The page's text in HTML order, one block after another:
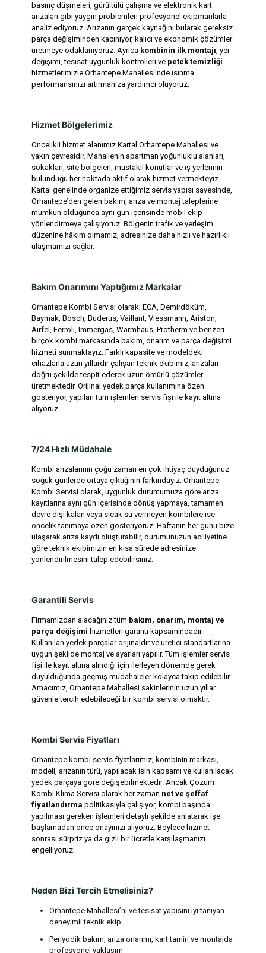
basınç düşmeleri, gürültülü çalışma ve elektronik kart
arızaları gibi yaygın problemleri profesyonel ekipmanlarla
analiz ediyoruz. Arızanın gerçek kaynağını bularak gereksiz
parça değişiminden kaçınıyor, kalıcı ve ekonomik çözümler
üretmeye odaklanıyoruz. Ayrıca kombinin ilk montajı, yer
değişimi, tesisat uygunluk kontrolleri ve petek temizliği
hizmetlerimizle Orhantepe Mahallesi’nde ısınma
performansınızı artırmanıza yardımcı oluyoruz.
Hizmet Bölgelerimiz
Öncelikli hizmet alanımız Kartal Orhantepe Mahallesi ve
yakın çevresidir. Mahallenin apartman yoğunluklu alanları,
sokakları, site bölgeleri, müstakil konutlar ve iş yerlerinin
bulunduğu her noktada aktif olarak hizmet vermekteyiz.
Kartal genelinde organize ettiğimiz servis yapısı sayesinde,
Orhantepe’den gelen bakım, arıza ve montaj taleplerine
mümkün olduğunca aynı gün içerisinde mobil ekip
yönlendirmeye çalışıyoruz. Bölgenin trafik ve yerleşim
düzenine hâkim olmamız, adresinize daha hızlı ve hazırlıklı
ulaşmamızı sağlar.
Bakım Onarımını Yaptığımız Markalar
Orhantepe Kombi Servisi olarak; ECA, Demirdöküm,
Baymak, Bosch, Buderus, Vaillant, Viessmann, Ariston,
Airfel, Ferroli, Immergas, Warmhaus, Protherm ve benzeri
birçok kombi markasında bakım, onarım ve parça değişimi
hizmeti sunmaktayız. Farklı kapasite ve modeldeki
cihazlarla uzun yıllardır çalışan teknik ekibimiz, arızaları
doğru şekilde tespit ederek uzun ömürlü çözümler
üretmektedir. Orijinal yedek parça kullanımına özen
gösteriyor, yapılan tüm işlemleri servis fişi ile kayıt altına
alıyoruz.
7/24 Hızlı Müdahale
Kombi arızalarının çoğu zaman en çok ihtiyaç duyduğunuz
soğuk günlerde ortaya çıktığının farkındayız. Orhantepe
Kombi Servisi olarak, uygunluk durumumuza göre arıza
kayıtlarına aynı gün içerisinde dönüş yapmaya, tamamen
devre dışı kalan veya sıcak su vermeyen kombilere ise
öncelik tanımaya özen gösteriyoruz. Haftanın her günü bize
ulaşarak arıza kaydı oluşturabilir, durumunuzun aciliyetine
göre teknik ekibimizin en kısa sürede adresinize
yönlendirilmesini talep edebilirsiniz.
Garantili Servis
Firmamızdan alacağınız tüm bakım, onarım, montaj ve
parça değişimi hizmetleri garanti kapsamındadır.
Kullanılan yedek parçalar orijinaldir ve üretici standartlarına
uygun şekilde montaj ve ayarları yapılır. Tüm işlemler servis
fişi ile kayıt altına alındığı için ilerleyen dönemde gerek
duyulduğunda geçmiş müdahaleler kolayca takip edilebilir.
Amacımız, Orhantepe Mahallesi sakinlerinin uzun yıllar
güvenle tercih edebileceği bir kombi servisi olmaktır.
Kombi Servis Fiyatları
Orhantepe kombi servis fiyatlarımız; kombinin markası,
modeli, arızanın türü, yapılacak işin kapsamı ve kullanılacak
yedek parçaya göre değişebilmektedir. Ancak Çözüm
Kombi Klima Servisi olarak her zaman net ve şeffaf
fiyatlandırma politikasıyla çalışıyor, kombi başında
yapılması gereken işlemleri detaylı şekilde anlatarak işe
başlamadan önce onayınızı alıyoruz. Böylece hizmet
sonrası sürpriz ya da gizli bir ücretle karşılaşmanızı
engelliyoruz.
Neden Bizi Tercih Etmelisiniz?
Orhantepe Mahallesi’ni ve tesisat yapısını iyi tanıyan
deneyimli teknik ekip
Periyodik bakım, arıza onarımı, kart tamiri ve montajda
profesyonel yaklaşım